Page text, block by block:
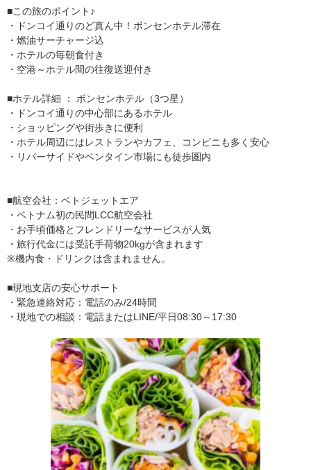
■この旅のポイント♪
・ドンコイ通りのど真ん中！ボンセンホテル滞在
・燃油サーチャージ込
・ホテルの毎朝食付き
・空港～ホテル間の往復送迎付き
■ホテル詳細 ： ボンセンホテル（3つ星）
・ドンコイ通りの中心部にあるホテル
・ショッピングや街歩きに便利
・ホテル周辺にはレストランやカフェ、コンビニも多く安心
・リバーサイドやベンタイン市場にも徒歩圏内
■航空会社：ベトジェットエア
・ベトナム初の民間LCC航空会社
・お手頃価格とフレンドリーなサービスが人気
・旅行代金には受託手荷物20kgが含まれます
※機内食・ドリンクは含まれません。
■現地支店の安心サポート
・緊急連絡対応：電話のみ/24時間
・現地での相談：電話またはLINE/平日08:30～17:30